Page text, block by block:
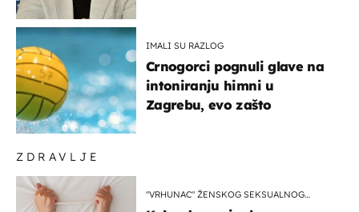
ZDRAVLJE
"VRHUNAC" ŽENSKOG SEKSUALNOG
IMALI SU RAZLOG
Crnogorci pognuli glave na
intoniranju himni u
Zagrebu, evo zašto